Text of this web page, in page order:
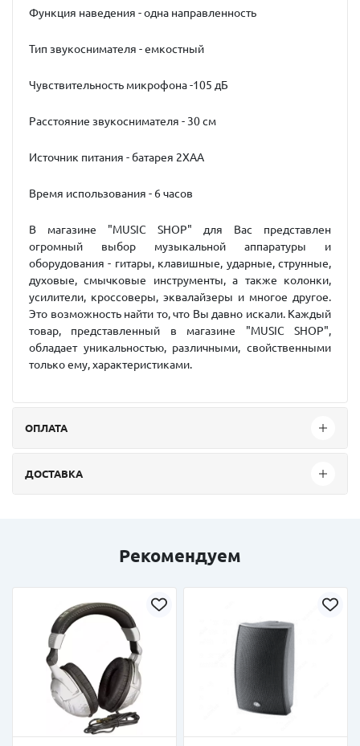
Функция наведения - одна направленность
Тип звукоснимателя - емкостный
Чувствительность микрофона -105 дБ
Расстояние звукоснимателя - 30 см
Источник питания - батарея 2XAA
Время использования - 6 часов
В магазине "MUSIC SHOP" для Вас представлен
огромный выбор музыкальной аппаратуры и
оборудования - гитары, клавишные, ударные, струнные,
духовые, смычковые инструменты, а также колонки,
усилители, кроссоверы, эквалайзеры и многое другое.
Это возможность найти то, что Вы давно искали. Каждый
товар, представленный в магазине "MUSIC SHOP",
обладает уникальностью, различными, свойственными
только ему, характеристиками.
ОПЛАТА
ДОСТАВКА
Рекомендуем